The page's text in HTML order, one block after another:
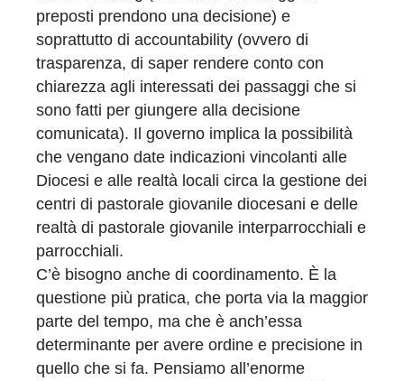
preposti prendono una decisione) e
soprattutto di accountability (ovvero di
trasparenza, di saper rendere conto con
chiarezza agli interessati dei passaggi che si
sono fatti per giungere alla decisione
comunicata). Il governo implica la possibilità
che vengano date indicazioni vincolanti alle
Diocesi e alle realtà locali circa la gestione dei
centri di pastorale giovanile diocesani e delle
realtà di pastorale giovanile interparrocchiali e
parrocchiali.
C’è bisogno anche di coordinamento. È la
questione più pratica, che porta via la maggior
parte del tempo, ma che è anch’essa
determinante per avere ordine e precisione in
quello che si fa. Pensiamo all’enorme